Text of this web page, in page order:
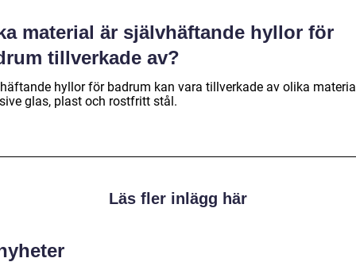
material är självhäftande hyllor för
tillverkade av?
hyllor för badrum kan vara tillverkade av olika
glas, plast och rostfritt stål.
Läs fler inlägg här